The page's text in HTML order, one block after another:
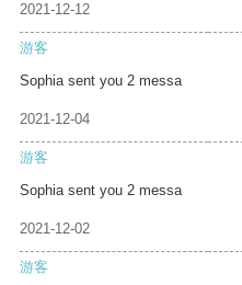
2021-12-12
游客
Sophia sent you 2 messa
2021-12-04
游客
Sophia sent you 2 messa
2021-12-02
游客